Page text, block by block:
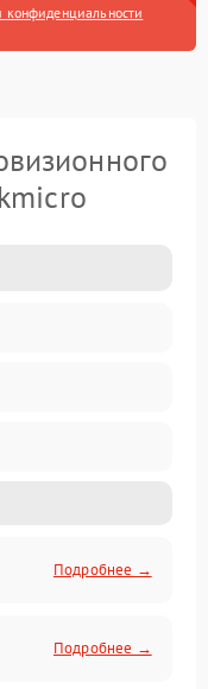
конфиденциальности
Подробнее →
Подробнее →